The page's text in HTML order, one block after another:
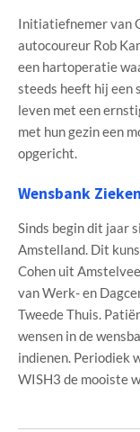
Initiatiefnemer van
autocoureur Rob
een hartoperatie
steeds heeft hij een
leven met een
met hun gezin een
opgericht.
Wensbank
Sinds begin dit jaar
Amstelland. Dit
Cohen uit
van Werk- en
Tweede Thuis.
wensen in de
indienen. Periodiek
WISH3 de mooiste